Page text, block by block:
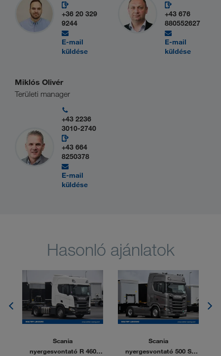
+36 20 329
9244
E-mail
küldése
+43 676
880552627
E-mail
küldése
Miklós Olivér
Területi manager
+43 2236
3010-2740
+43 664
8250378
E-mail
küldése
Hasonló ajánlatok
Scania
nyergesvontató R 460
Scania
nyergesvontató 500 S